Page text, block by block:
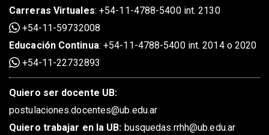
Carreras Virtuales:+54-11-4788-5400 int. 2130
+54-11-59732008
Educación Continua:+54-11-4788-5400 int. 2014 o 2020
+54-11-22732893
Quiero ser docente UB:
postulaciones.docentes@ub.edu.ar
Quiero trabajar en la UB: busquedas.rrhh@ub.edu.ar